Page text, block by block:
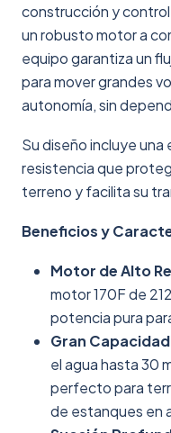
construcción y
un robusto motor a
equipo garantiza un
para mover grandes
autonomía, sin
Su diseño incluye
resistencia que
terreno y facilita su
Beneficios y
Motor de Alto
motor 170F de
potencia pura
Gran
el agua hasta 30
perfecto para
de estanques en